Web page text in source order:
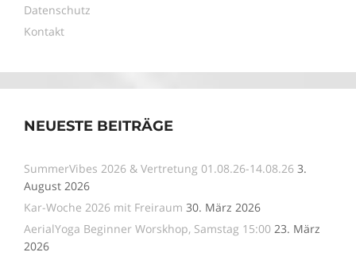
Datenschutz
Kontakt
NEUESTE BEITRÄGE
SummerVibes 2026 & Vertretung 01.08.26-14.08.26 3.
August 2026
Kar-Woche 2026 mit Freiraum 30. März 2026
AerialYoga Beginner Worskhop, Samstag 15:00 23. März
2026